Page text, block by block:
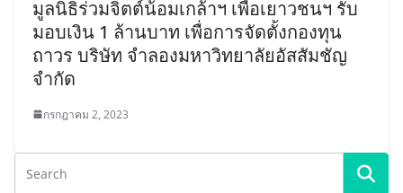
มูลนิธิร่วมจิตต์น้อมเกล้าฯ เพื่อเยาวชนฯ รับ
มอบเงิน 1 ล้านบาท เพื่อการจัดตั้งกองทุน
ถาวร บริษัท จำลองมหาวิทยาลัยอัสสัมชัญ
จำกัด
กรกฎาคม 2, 2023